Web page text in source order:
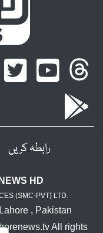
رابطہ کریں
HD
(SMC-PVT) LTD.
, Pakistan
All rights